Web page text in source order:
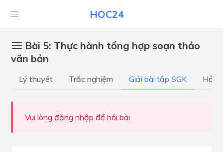
HOC24
Bài 5: Thực hành tổng hợp soạn thảo
văn bản
Lý thuyết Trắc nghiệm Giải bài tập SGK Hỏi
Vui lòng đăng nhập để hỏi bài